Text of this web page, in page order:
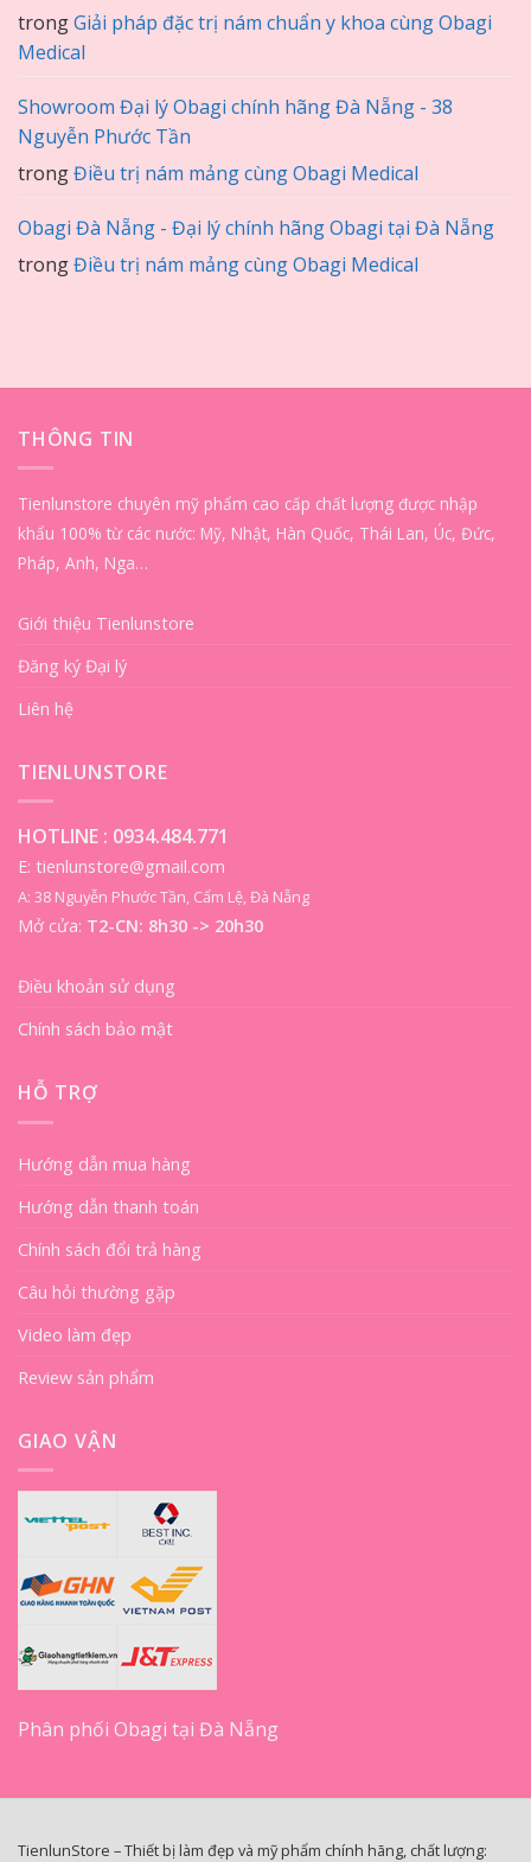
trongGiải pháp đặc trị nám chuẩn y khoa cùng Obagi
Medical
Showroom Đại lý Obagi chính hãng Đà Nẵng - 38
Nguyễn Phước Tần
trongĐiều trị nám mảng cùng Obagi Medical
Obagi Đà Nẵng - Đại lý chính hãng Obagi tại Đà Nẵng
trongĐiều trị nám mảng cùng Obagi Medical
THÔNG TIN
Tienlunstore chuyên mỹ phẩm cao cấp chất lượng được nhập
khẩu 100% từ các nước: Mỹ, Nhật, Hàn Quốc, Thái Lan, Úc, Đức,
Pháp, Anh, Nga…
Giới thiệu Tienlunstore
Đăng ký Đại lý
Liên hệ
TIENLUNSTORE
HOTLINE : 0934.484.771
E: tienlunstore@gmail.com
A: 38 Nguyễn Phước Tần, Cẩm Lệ, Đà Nẵng
Mở cửa: T2-CN: 8h30 -> 20h30
Điều khoản sử dụng
Chính sách bảo mật
HỖ TRỢ
Hướng dẫn mua hàng
Hướng dẫn thanh toán
Chính sách đổi trả hàng
Câu hỏi thường gặp
Video làm đẹp
Review sản phẩm
GIAO VẬN
Phân phối Obagi tại Đà Nẵng
TienlunStore – Thiết bị làm đẹp và mỹ phẩm chính hãng, chất lượng: